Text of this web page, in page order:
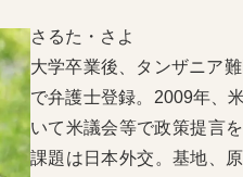
さるた・さよ
大学卒業後、タンザニア
で弁護士登録。2009年、
いて米議会等で政策提言
課題は日本外交。基地、